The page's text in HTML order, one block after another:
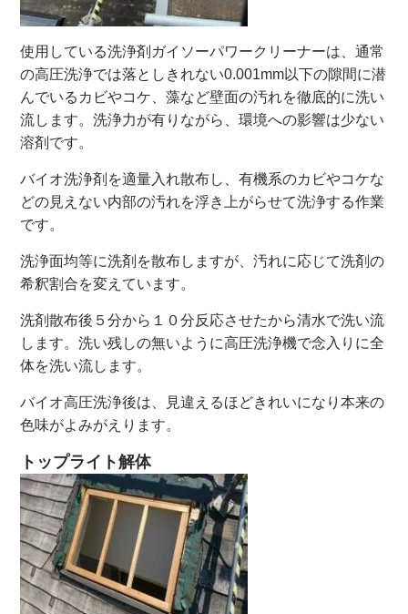
使用している洗浄剤ガイソーパワークリーナーは、通常
の高圧洗浄では落としきれない0.001mm以下の隙間に潜
んでいるカビやコケ、藻など壁面の汚れを徹底的に洗い
流します。洗浄力が有りながら、環境への影響は少ない
溶剤です。
バイオ洗浄剤を適量入れ散布し、有機系のカビやコケな
どの見えない内部の汚れを浮き上がらせて洗浄する作業
です。
洗浄面均等に洗剤を散布しますが、汚れに応じて洗剤の
希釈割合を変えています。
洗剤散布後５分から１０分反応させたから清水で洗い流
します。洗い残しの無いように高圧洗浄機で念入りに全
体を洗い流します。
バイオ高圧洗浄後は、見違えるほどきれいになり本来の
色味がよみがえります。
トップライト解体